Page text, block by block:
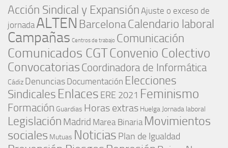
Acción Sindical y Expansión Ajuste o exceso de
jornada ALTEN BarcelonaCalendario laboral
Campañas Centros de trabajo Comunicación
Comunicados CGTConvenio Colectivo
Convocatorias Coordinadora de Informática
Cádiz Denuncias Documentación Elecciones
Sindicales Enlaces ERE 2021 Feminismo
Formación Guardias Horas extras Huelga Jornada laboral
Legislación Madrid Marea Binaria Movimientos
sociales Mutuas Noticias Plan de Igualdad